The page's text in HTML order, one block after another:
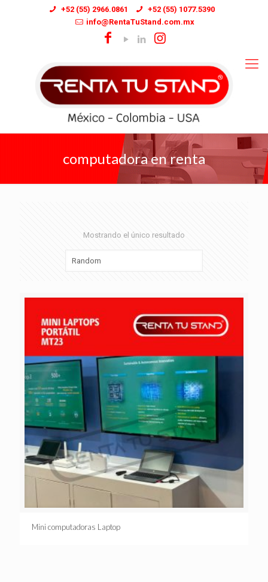
+52 (55) 2966.0861
+52 (55) 1077.5390
info@RentaTuStand.com.mx
computadora en renta
Mostrando el único resultado
Mini computadoras Laptop